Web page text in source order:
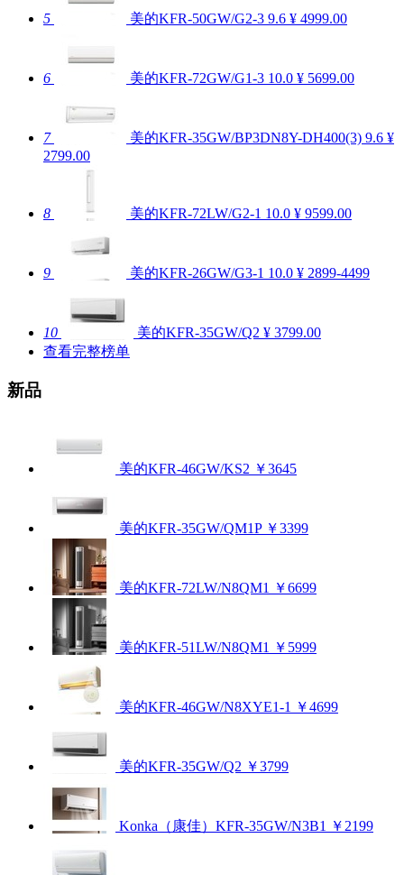
5 美的KFR-50GW/G2-3 9.6 ¥ 4999.00
6 美的KFR-72GW/G1-3 10.0 ¥ 5699.00
7 美的KFR-35GW/BP3DN8Y-DH400(3) 9.6 ¥
2799.00
8 美的KFR-72LW/G2-1 10.0 ¥ 9599.00
9 美的KFR-26GW/G3-1 10.0 ¥ 2899-4499
10 美的KFR-35GW/Q2 ¥ 3799.00
查看完整榜单
新品
美的KFR-46GW/KS2 ￥3645
美的KFR-35GW/QM1P ￥3399
美的KFR-72LW/N8QM1 ￥6699
美的KFR-51LW/N8QM1 ￥5999
美的KFR-46GW/N8XYE1-1 ￥4699
美的KFR-35GW/Q2 ￥3799
Konka（康佳）KFR-35GW/N3B1 ￥2199